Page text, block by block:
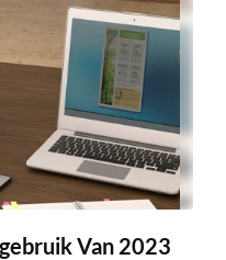
Van 2023